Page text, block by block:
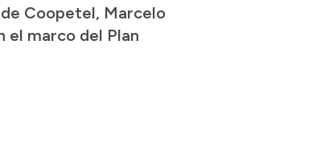
Coopetel, Marcelo
el marco del Plan